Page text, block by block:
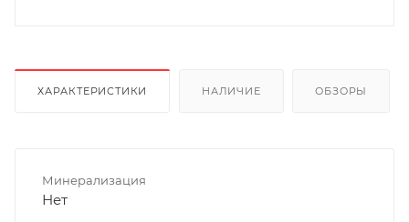
ХАРАКТЕРИСТИКИ НАЛИЧИЕ ОБЗОРЫ
Минерализация
Нет